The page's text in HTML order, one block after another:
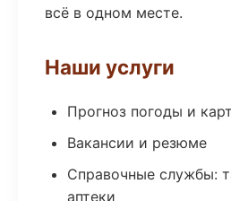
всё в одном месте.
Наши услуги
Прогноз погоды и
Вакансии и резюме
Справочные службы:
аптеки